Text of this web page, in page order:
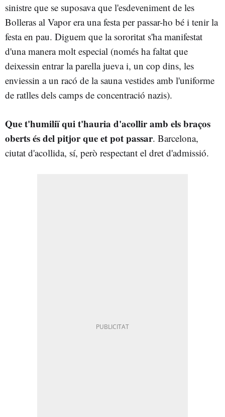
sinistre que se suposava que l'esdeveniment de les
Bolleras al Vapor era una festa per passar-ho bé i tenir la
festa en pau. Diguem que la sororitat s'ha manifestat
d'una manera molt especial (només ha faltat que
deixessin entrar la parella jueva i, un cop dins, les
enviessin a un racó de la sauna vestides amb l'uniforme
de ratlles dels camps de concentració nazis).
Que t'humiliï qui t'hauria d'acollir amb els braços
oberts és del pitjor que et pot passar. Barcelona,
ciutat d'acollida, sí, però respectant el dret d'admissió.